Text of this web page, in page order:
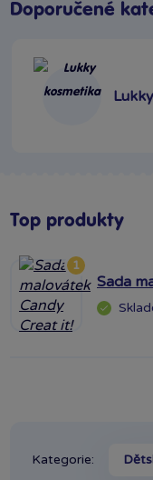
Doporučené
Top produkty
1
Sada
Kategorie: